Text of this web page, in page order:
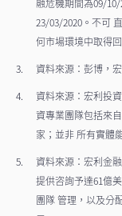
融危機期間為09/
23/03/2020。不可
何市場環境中取得
資料來源：彭博，
資料來源：宏利投
資專業團隊包括來
家；並非 所有實體
資料來源：宏利金
提供咨詢予達61億
團隊 管理，以及分